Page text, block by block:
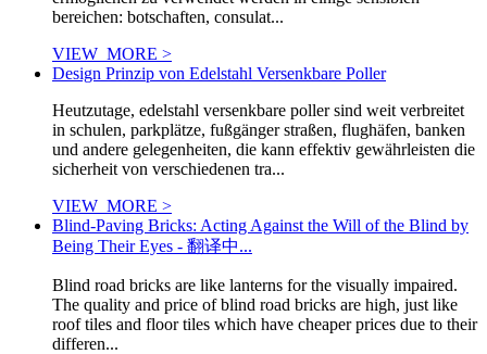
bereichen: botschaften, consulat...
VIEW_MORE >
Design Prinzip von Edelstahl Versenkbare Poller
Heutzutage, edelstahl versenkbare poller sind weit verbreitet
in schulen, parkplätze, fußgänger straßen, flughäfen, banken
und andere gelegenheiten, die kann effektiv gewährleisten die
sicherheit von verschiedenen tra...
VIEW_MORE >
Blind-Paving Bricks: Acting Against the Will of the Blind by
Being Their Eyes - 翻译中...
Blind road bricks are like lanterns for the visually impaired.
The quality and price of blind road bricks are high, just like
roof tiles and floor tiles which have cheaper prices due to their
differen...